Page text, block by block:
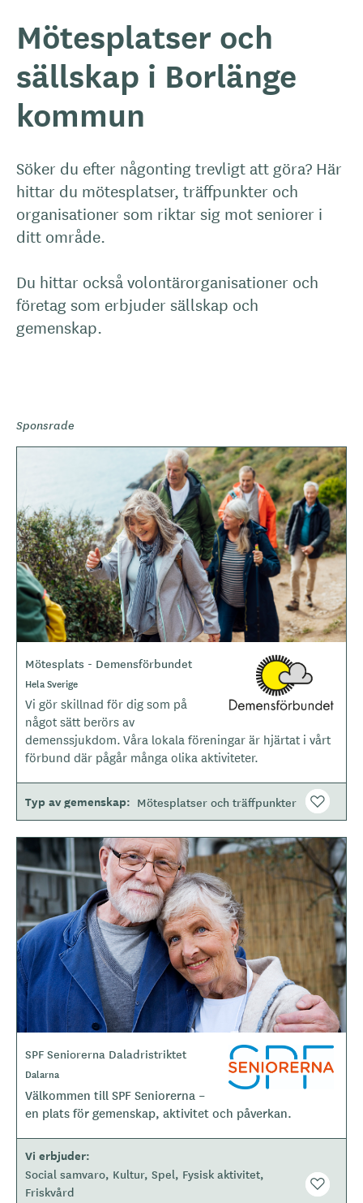
Mötesplatser och
sällskap i Borlänge
kommun
Söker du efter någonting trevligt att göra? Här
hittar du mötesplatser, träffpunkter och
organisationer som riktar sig mot seniorer i
ditt område.
Du hittar också volontärorganisationer och
företag som erbjuder sällskap och
gemenskap.
Sponsrade
d
e
r
g
t
y
e
Mötesplats - Demensförbundet
Hela Sverige
Vi gör skillnad för dig som på
något sätt berörs av
demenssjukdom. Våra lokala föreningar är hjärtat i vårt
förbund där pågår många olika aktiviteter.
Typ av gemenskap Mötesplatser och träffpunkter
B
i
d
e
r
L
o
g
o
y
e
SPF Seniorerna Daladristriktet
Dalarna
Välkommen till SPF Seniorerna –
en plats för gemenskap, aktivitet och påverkan.
Vi erbjuder
Social samvaro Kultur Spel Fysisk aktivitet
Friskvård